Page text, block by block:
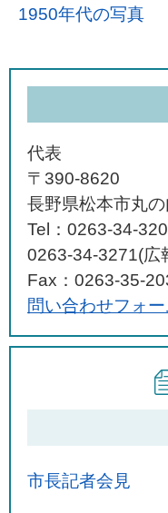
1950年代の写真
代表
〒390-8620
長野県松本市丸の
Tel：0263-34-
0263-34-3271(広
Fax：0263-35-
問い合わせフォ
市長記者会見